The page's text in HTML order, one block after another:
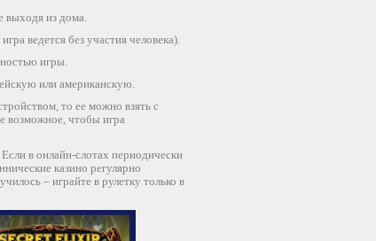
выходя из дома.
ведется без участия человека).
игры.
или американскую.
то ее можно взять с
возможное, чтобы игра
в онлайн-слотах периодически
казино регулярно
– играйте в рулетку только в